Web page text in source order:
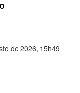
de 2026, 15h49